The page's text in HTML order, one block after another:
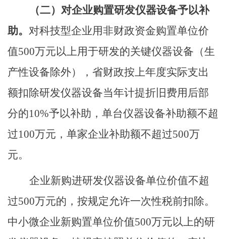
（二） 对企业购置研发仪器设备予以补
助。 对科技型企业用非财政资金购置单位价
值500万元以上用于研发的关键仪器设备（生
产性设备除外），省财政按上年度实际支出
额扣除研发仪器设备当年计提折旧费用后部
分的10%予以补助，单台仪器设备补助额不超
过100万元，单家企业补助额不超过500万
元。
企业新购进研发仪器设备单位价值不超
过500万元的，按规定允许一次性税前扣除。
中小微企业新购置单位价值500万元以上的研